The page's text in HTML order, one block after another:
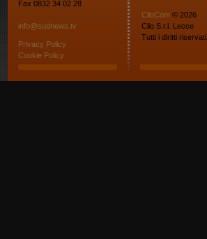
Fax 0832 34 02 28
info@sudnews.tv
Privacy Policy
Cookie Policy
ClioCom © 2026
Clio S.r.l. Lecce
Tutti i diritti riservati